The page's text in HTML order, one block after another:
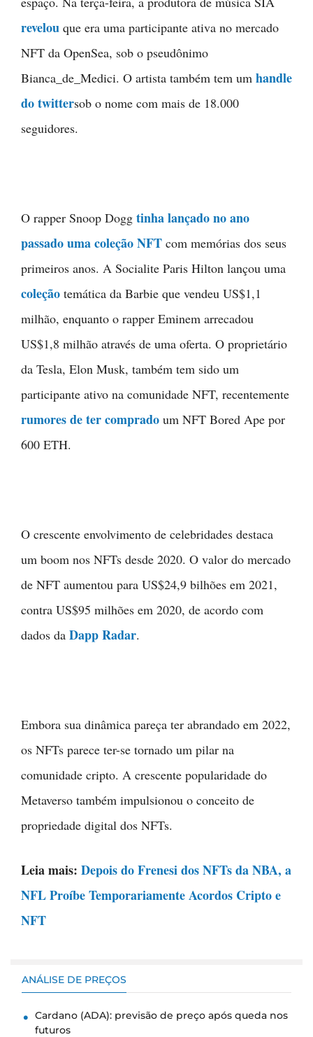
revelou que era uma participante ativa no mercado
NFT da OpenSea, sob o pseudônimo
Bianca_de_Medici. O artista também tem um handle
do twittersob o nome com mais de 18.000
seguidores.
O rapper Snoop Dogg tinha lançado no ano
passado uma coleção NFT com memórias dos seus
primeiros anos. A Socialite Paris Hilton lançou uma
coleção temática da Barbie que vendeu US$1,1
milhão, enquanto o rapper Eminem arrecadou
US$1,8 milhão através de uma oferta. O proprietário
da Tesla, Elon Musk, também tem sido um
participante ativo na comunidade NFT, recentemente
rumores de ter comprado um NFT Bored Ape por
600 ETH.
O crescente envolvimento de celebridades destaca
um boom nos NFTs desde 2020. O valor do mercado
de NFT aumentou para US$24,9 bilhões em 2021,
contra US$95 milhões em 2020, de acordo com
dados da Dapp Radar.
Embora sua dinâmica pareça ter abrandado em 2022,
os NFTs parece ter-se tornado um pilar na
comunidade cripto. A crescente popularidade do
Metaverso também impulsionou o conceito de
propriedade digital dos NFTs.
Leia mais: Depois do Frenesi dos NFTs da NBA, a
NFL Proíbe Temporariamente Acordos Cripto e
NFT
ANÁLISE DE PREÇOS
Cardano (ADA): previsão de preço após queda nos
futuros